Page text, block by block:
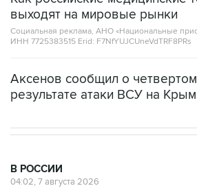
выходят на мировые рынки
Социальная реклама, АНО «Национальные
ИНН 7725383515 Erid: F7NfYUJCUneVdTRF8PRs
Аксенов сообщил о
результате атаки ВСУ на Крым
В РОССИИ
04:02, 7 августа 2026